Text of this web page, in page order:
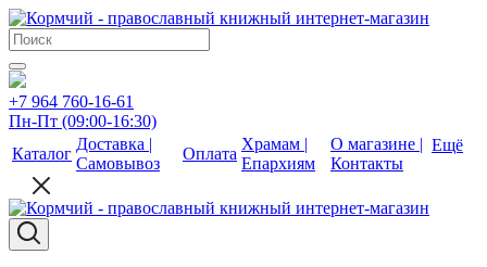
+7 964 760-16-61
Пн-Пт (09:00-16:30)
Каталог
Доставка |
Самовывоз
Оплата
Храмам |
Епархиям
О магазине |
Контакты
Ещё